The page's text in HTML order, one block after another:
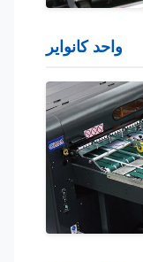
واحد کانوایر